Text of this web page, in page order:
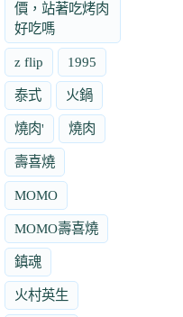
價，站著吃烤肉
好吃嗎
z flip 1995
泰式 火鍋
燒肉' 燒肉
壽喜燒
MOMO
MOMO壽喜燒
鎮魂
火村英生